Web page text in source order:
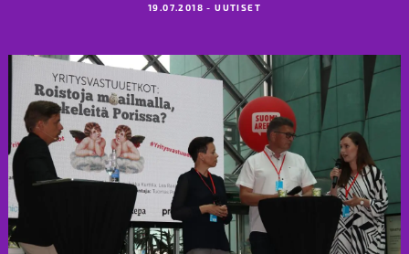
19.07.2018 - UUTISET